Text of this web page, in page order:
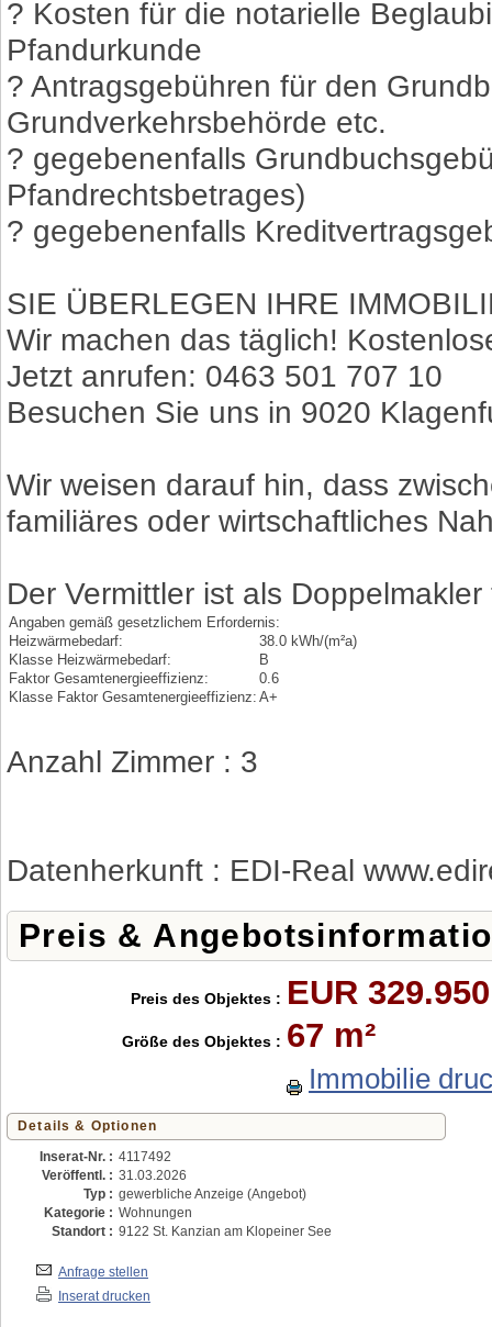
? Kosten für die notarielle
Pfandurkunde
? Antragsgebühren für den
Grundverkehrsbehörde etc.
? gegebenenfalls
Pfandrechtsbetrages)
? gegebenenfalls
SIE ÜBERLEGEN IHRE
Wir machen das täglich!
Jetzt anrufen: 0463 501 707 10
Besuchen Sie uns in 9020
Wir weisen darauf hin, dass
familiäres oder wirtschaftliches
Der Vermittler ist als Doppelmakler
Angaben gemäß gesetzlichem Erfordernis:
Heizwärmebedarf:
38.0 kWh/(m²a)
Klasse Heizwärmebedarf:
B
Faktor Gesamtenergieeffizienz:
0.6
Klasse Faktor Gesamtenergieeffizienz: A+
Anzahl Zimmer : 3
Datenherkunft : EDI-Real
Preis &
Preis des Objektes : EUR
Größe des Objektes : 67 m²
Immobilie
Details & Optionen
Inserat-Nr. : 4117492
Veröffentl. : 31.03.2026
Typ : gewerbliche Anzeige (Angebot)
Kategorie : Wohnungen
Standort : 9122 St. Kanzian am Klopeiner See
Anfrage stellen
Inserat drucken